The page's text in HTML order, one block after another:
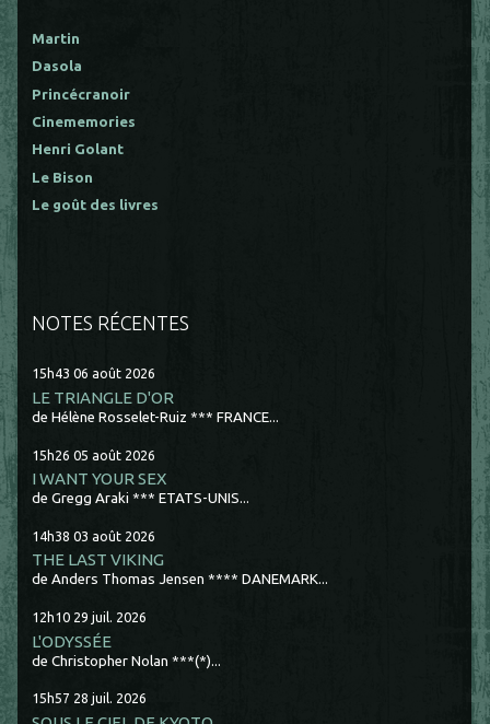
Martin
Dasola
Princécranoir
Cinememories
Henri Golant
Le Bison
Le goût des livres
NOTES RÉCENTES
15h43 06 août 2026
LE TRIANGLE D'OR
de Hélène Rosselet-Ruiz *** FRANCE...
15h26 05 août 2026
I WANT YOUR SEX
de Gregg Araki *** ETATS-UNIS...
14h38 03 août 2026
THE LAST VIKING
de Anders Thomas Jensen **** DANEMARK...
12h10 29 juil. 2026
L'ODYSSÉE
de Christopher Nolan ***(*)...
15h57 28 juil. 2026